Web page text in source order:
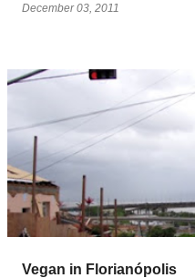
December 03, 2011
Vegan in Florianópolis